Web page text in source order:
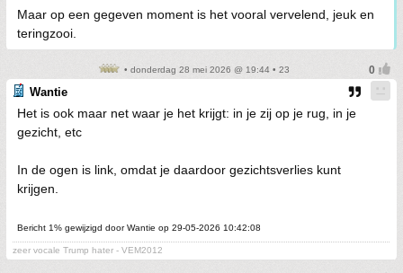
Maar op een gegeven moment is het vooral vervelend, jeuk en
teringzooi.
• donderdag 28 mei 2026 @ 19:44 • 23
Wantie
Het is ook maar net waar je het krijgt: in je zij op je rug, in je
gezicht, etc
In de ogen is link, omdat je daardoor gezichtsverlies kunt
krijgen.
Bericht 1% gewijzigd door Wantie op 29-05-2026 10:42:08
zeer vocale Trump hater - VEM2012